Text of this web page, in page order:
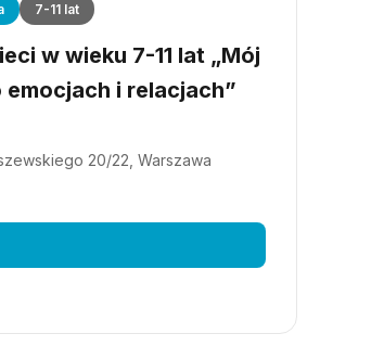
7-11 lat
w wieku 7-11 lat „Mój
emocjach i relacjach”
20/22, Warszawa